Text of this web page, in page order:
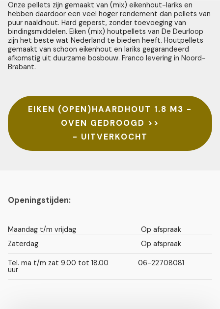
Onze pellets zijn gemaakt van (mix) eikenhout-lariks en
hebben daardoor een veel hoger rendement dan pellets van
puur naaldhout. Hard geperst, zonder toevoeging van
bindingsmiddelen. Eiken (mix) houtpellets van De Deurloop
zijn het beste wat Nederland te bieden heeft. Houtpellets
gemaakt van schoon eikenhout en lariks gegarandeerd
afkomstig uit duurzame bosbouw. Franco levering in Noord-
Brabant.
EIKEN (OPEN)HAARDHOUT 1.8 M3 -
OVEN GEDROOGD >>
- UITVERKOCHT
Openingstijden:
Maandag t/m vrijdag
Op afspraak
Zaterdag
Op afspraak
Tel. ma t/m zat 9.00 tot 18.00
uur
06-22708081